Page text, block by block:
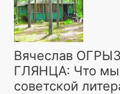
Вячеслав
ГЛЯНЦА: Что мы
советской